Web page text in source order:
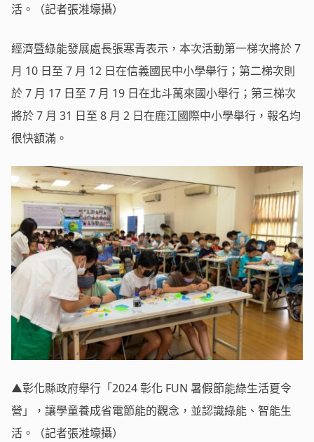
活。（記者張溎壕攝）
經濟暨綠能發展處長張寒青表示，本次活動第一梯次將於 7
月 10 日至 7 月 12 日在信義國民中小學舉行；第二梯次則
於 7 月 17 日至 7 月 19 日在北斗萬來國小舉行；第三梯次
將於 7 月 31 日至 8 月 2 日在鹿江國際中小學舉行，報名均
很快額滿。
▲彰化縣政府舉行「2024 彰化 FUN 暑假節能綠生活夏令
營」，讓學童養成省電節能的觀念，並認識綠能、智能生
活。（記者張溎壕攝）